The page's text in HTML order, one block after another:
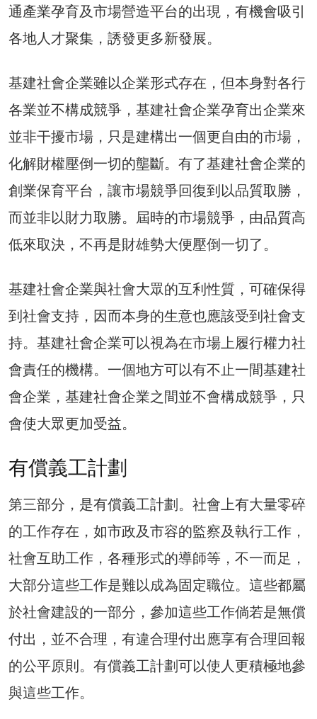
通產業孕育及市場營造平台的出現，有機會吸引
各地人才聚集，誘發更多新發展。
基建社會企業雖以企業形式存在，但本身對各行
各業並不構成競爭，基建社會企業孕育出企業來
並非干擾市場，只是建構出一個更自由的市場，
化解財權壓倒一切的壟斷。有了基建社會企業的
創業保育平台，讓市場競爭回復到以品質取勝，
而並非以財力取勝。屆時的市場競爭，由品質高
低來取決，不再是財雄勢大便壓倒一切了。
基建社會企業與社會大眾的互利性質，可確保得
到社會支持，因而本身的生意也應該受到社會支
持。基建社會企業可以視為在市場上履行權力社
會責任的機構。一個地方可以有不止一間基建社
會企業，基建社會企業之間並不會構成競爭，只
會使大眾更加受益。
有償義工計劃
第三部分，是有償義工計劃。社會上有大量零碎
的工作存在，如市政及市容的監察及執行工作，
社會互助工作，各種形式的導師等，不一而足，
大部分這些工作是難以成為固定職位。這些都屬
於社會建設的一部分，參加這些工作倘若是無償
付出，並不合理，有違合理付出應享有合理回報
的公平原則。有償義工計劃可以使人更積極地參
與這些工作。